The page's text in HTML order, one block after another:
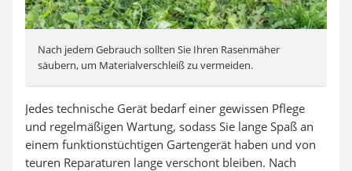
Nach jedem Gebrauch sollten Sie Ihren Rasenmäher
säubern, um Materialverschleiß zu vermeiden.
Jedes technische Gerät bedarf einer gewissen Pflege
und regelmäßigen Wartung, sodass Sie lange Spaß an
einem funktionstüchtigen Gartengerät haben und von
teuren Reparaturen lange verschont bleiben. Nach